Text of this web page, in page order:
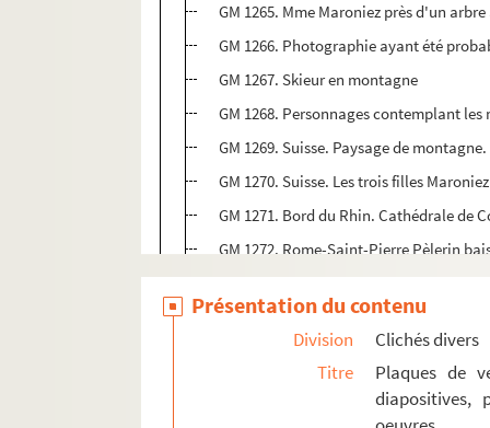
GM 1265. Mme Maroniez près d'un
GM 1266. Photographie ayant été
GM 1267. Skieur en montagne
GM 1268. Personnages contemplant
GM 1269. Suisse. Paysage de
GM 1270. Suisse. Les trois filles
GM 1271. Bord du Rhin. Cathédrale de
GM 1272. Rome-Saint-Pierre Pèlerin
GM 1273. Une place à Rome. Hommes
GM 1274. Mme Maroniez dans un
GM 1275. Pompéi . Une rue
GM 1276. Délos. Sur des ruines. Trois
GM 1277. Sur l'Equateur. La belle
Présentation du contenu
Division
Clichés divers
Titre
Plaques de
diapositives,